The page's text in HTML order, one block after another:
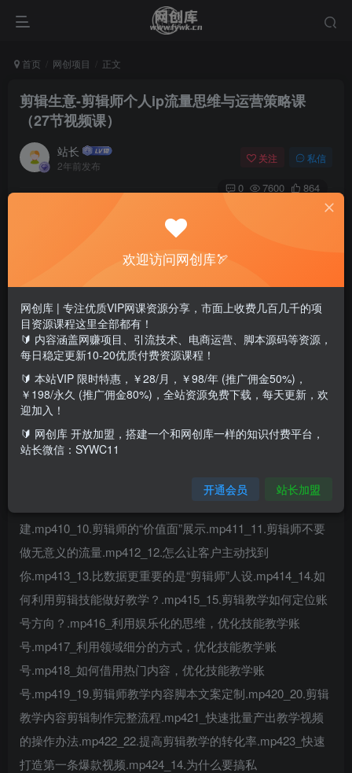
首页 网创项目 正文
剪辑生意-剪辑师个人ip流量思维与运营策略课
（27节视频课）
站长
2年前发布
关注 私信
0 7600 864
课程内容：01_1.课程收获.mp402_2.现代与传统剪辑工作模
式区别.mp403_3.现代剪辑师怎么养活自己？.mp404_4.剪辑
师流量思维-选择正确的赛道.mp405_5.剪辑师流量思维-找到
精准客户.mp406_6.剪辑师流量思维-找到自己的定
位.mp407_7.剪辑师流量思维-学会营销自己.mp408_8.做好剪
建.mp410_10.剪辑师的“价值面”展示.mp411_11.剪辑师不要
做无意义的流量.mp412_12.怎么让客户主动找到
你.mp413_13.比数据更重要的是“剪辑师”人设.mp414_14.如
何利用剪辑技能做好教学？.mp415_15.剪辑教学如何定位账
号方向？.mp416_利用娱乐化的思维，优化技能教学账
号.mp417_利用领域细分的方式，优化技能教学账
号.mp418_如何借用热门内容，优化技能教学账
号.mp419_19.剪辑师教学内容脚本文案定制.mp420_20.剪辑
教学内容剪辑制作完整流程.mp421_快速批量产出教学视频
的操作办法.mp422_22.提高剪辑教学的转化率.mp423_快速
打造第一条爆款视频.mp424_14.为什么要搞私
欢迎访问网创库🏹
网创库 | 专注优质VIP网课资源分享，市面上收费几百几千的项
目资源课程这里全部都有！
🔰 内容涵盖网赚项目、引流技术、电商运营、脚本源码等资源，
每日稳定更新10-20优质付费资源课程！
🔰 本站VIP 限时特惠，￥28/月，￥98/年 (推广佣金50%)，
￥198/永久 (推广佣金80%)，全站资源免费下载，每天更新，欢
迎加入！
🔰 网创库 开放加盟，搭建一个和网创库一样的知识付费平台，
站长微信：SYWC11
开通会员 站长加盟